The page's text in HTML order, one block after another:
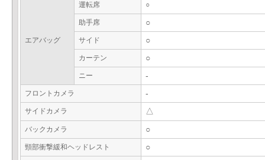
エアバッグ
運転席 ○
助手席 ○
サイド ○
カーテン ○
ニー -
フロントカメラ -
サイドカメラ △
バックカメラ ○
頸部衝撃緩和ヘッドレスト ○